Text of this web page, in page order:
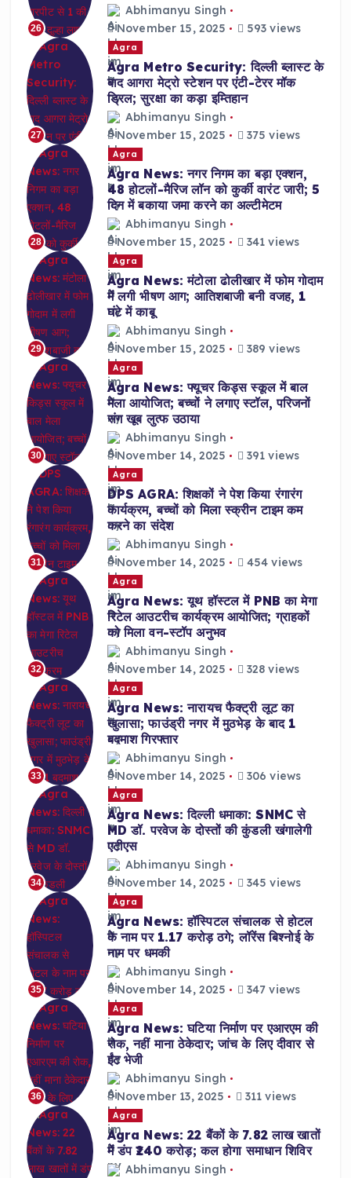
26
Abhimanyu Singh
November 15, 2025
593 views
27
Agra
Agra Metro Security: दिल्ली ब्लास्ट के
बाद आगरा मेट्रो स्टेशन पर एंटी-टेरर मॉक
ड्रिल; सुरक्षा का कड़ा इम्तिहान
Abhimanyu Singh
November 15, 2025
375 views
28
Agra
Agra News: नगर निगम का बड़ा एक्शन,
48 होटलों-मैरिज लॉन को कुर्की वारंट जारी; 5
दिन में बकाया जमा करने का अल्टीमेटम
Abhimanyu Singh
November 15, 2025
341 views
29
Agra
Agra News: मंटोला ढोलीखार में फोम गोदाम
में लगी भीषण आग; आतिशबाजी बनी वजह, 1
घंटे में काबू
Abhimanyu Singh
November 15, 2025
389 views
30
Agra
Agra News: फ्यूचर किड्स स्कूल में बाल
मेला आयोजित; बच्चों ने लगाए स्टॉल, परिजनों
संग खूब लुत्फ उठाया
Abhimanyu Singh
November 14, 2025
391 views
31
Agra
DPS AGRA: शिक्षकों ने पेश किया रंगारंग
कार्यक्रम, बच्चों को मिला स्क्रीन टाइम कम
करने का संदेश
Abhimanyu Singh
November 14, 2025
454 views
32
Agra
Agra News: यूथ हॉस्टल में PNB का मेगा
रिटेल आउटरीच कार्यक्रम आयोजित; ग्राहकों
को मिला वन-स्टॉप अनुभव
Abhimanyu Singh
November 14, 2025
328 views
33
Agra
Agra News: नारायच फैक्ट्री लूट का
खुलासा; फाउंड्री नगर में मुठभेड़ के बाद 1
बदमाश गिरफ्तार
Abhimanyu Singh
November 14, 2025
306 views
34
Agra
Agra News: दिल्ली धमाका: SNMC से
MD डॉ. परवेज के दोस्तों की कुंडली खंगालेगी
एटीएस
Abhimanyu Singh
November 14, 2025
345 views
35
Agra
Agra News: हॉस्पिटल संचालक से होटल
के नाम पर 1.17 करोड़ ठगे; लॉरेंस बिश्नोई के
नाम पर धमकी
Abhimanyu Singh
November 14, 2025
347 views
36
Agra
Agra News: घटिया निर्माण पर एआरएम की
रोक, नहीं माना ठेकेदार; जांच के लिए दीवार से
ईंट भेजी
Abhimanyu Singh
November 13, 2025
311 views
Agra
Agra News: 22 बैंकों के 7.82 लाख खातों
में डंप ₹240 करोड़; कल होगा समाधान शिविर
Abhimanyu Singh